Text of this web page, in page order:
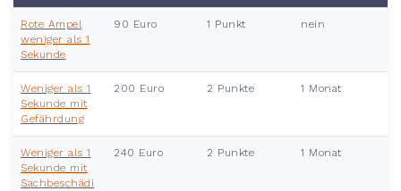
Rote Ampel
weniger als 1
Sekunde
90 Euro 1 Punkt nein
Weniger als 1
Sekunde mit
Gefährdung
200 Euro 2 Punkte 1 Monat
Weniger als 1
Sekunde mit
Sachbeschädi
240 Euro 2 Punkte 1 Monat